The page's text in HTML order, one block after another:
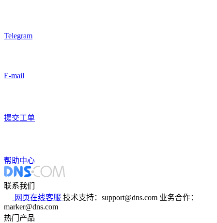
Telegram
E-mail
提交工单
帮助中心
联系我们
网页在线客服 技术支持：support@dns.com 业务合作：
marker@dns.com
热门产品